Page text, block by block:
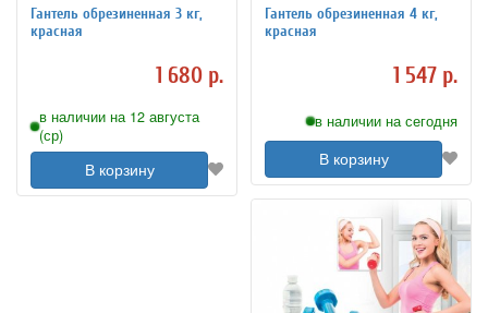
Гантель обрезиненная 3 кг,
красная
1 680 р.
в наличии на 12 августа
(ср)
В корзину
Гантель обрезиненная 4 кг,
красная
1 547 р.
в наличии на сегодня
В корзину